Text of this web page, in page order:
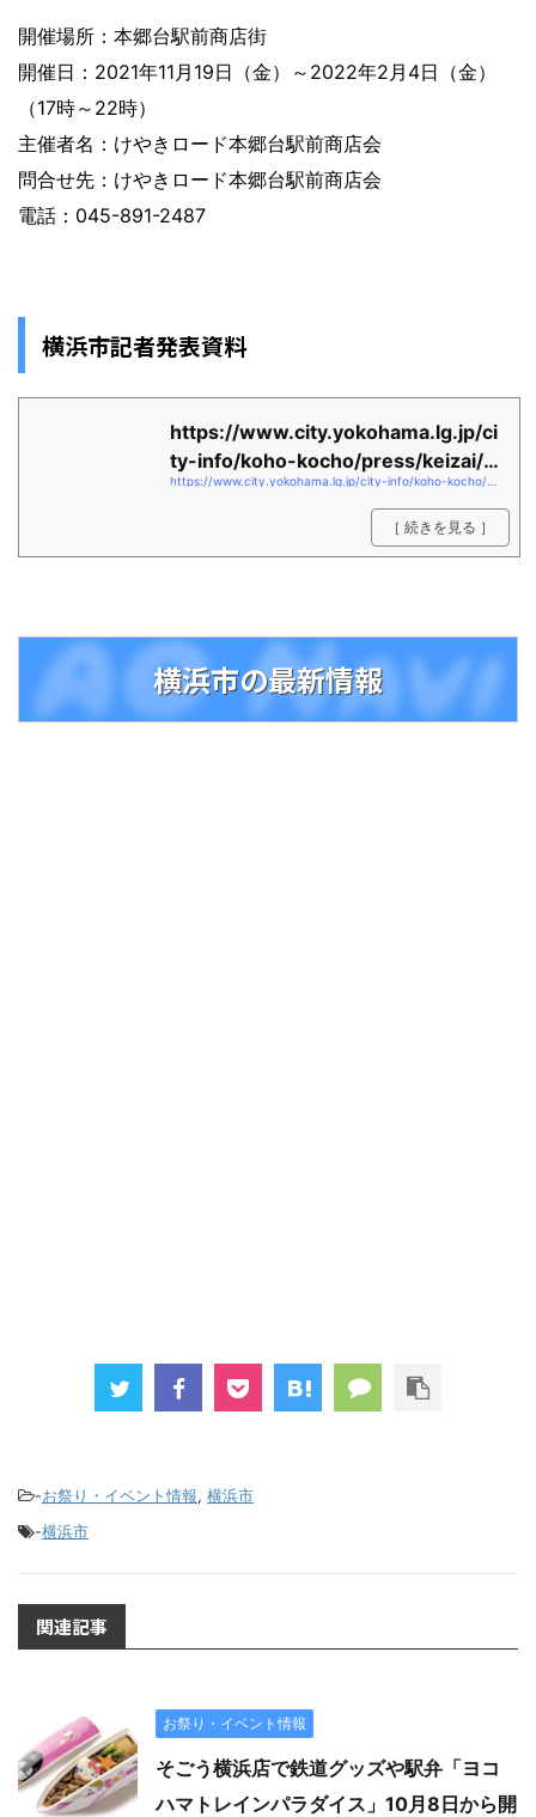
開催場所：本郷台駅前商店街
開催日：2021年11月19日（金）～2022年2月4日（金）
（17時～22時）
主催者名：けやきロード本郷台駅前商店会
問合せ先：けやきロード本郷台駅前商店会
電話：045-891-2487
横浜市記者発表資料
https://www.city.yokohama.lg.jp/ci
ty-info/koho-kocho/press/keizai/2
021/202111...
［ 続きを見る ］
横浜市の最新情報
-お祭り・イベント情報, 横浜市
-横浜市
関連記事
お祭り・イベント情報
そごう横浜店で鉄道グッズや駅弁「ヨコ
ハマトレインパラダイス」10月8日から開